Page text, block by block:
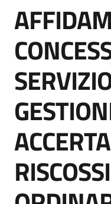
acquisto
Supporto
Piattaforme
telematiche
Salta al contenuto